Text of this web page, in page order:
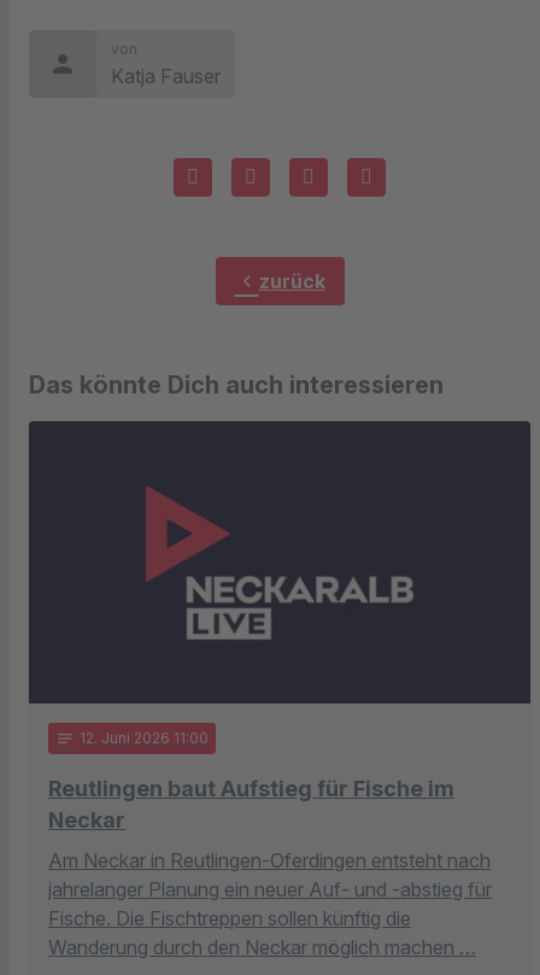
person
von
Katja Fauser
chevron_left zurück
Das könnte Dich auch interessieren
notes 12. Juni 2026 11:00
Reutlingen baut Aufstieg für Fische im
Neckar
Am Neckar in Reutlingen-Oferdingen entsteht nach
jahrelanger Planung ein neuer Auf- und -abstieg für
Fische. Die Fischtreppen sollen künftig die
Wanderung durch den Neckar möglich machen …